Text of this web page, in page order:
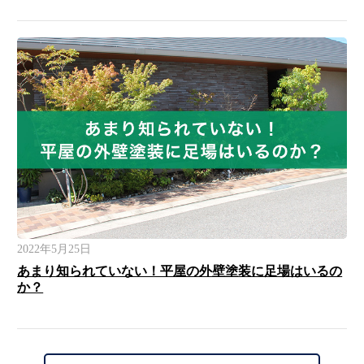
2022年5月25日
あまり知られていない！平屋の外壁塗装に足場はいるの
か？